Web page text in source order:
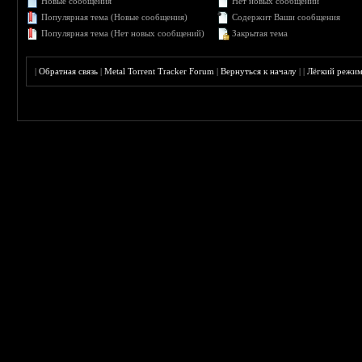
Популярная тема (Новые сообщения)
Популярная тема (Нет новых сообщений)
Содержит Ваши сообщения
Закрытая тема
|Обратная связь |Metal Torrent Tracker Forum |Вернуться к началу ||Лёгкий